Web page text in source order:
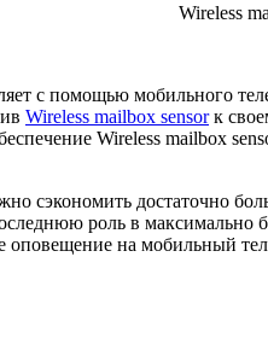
Wireless
с помощью мобильного
Wireless mailbox sensorк
Wireless mailbox
сэкономить достаточно
роль в максимально
на мобильный